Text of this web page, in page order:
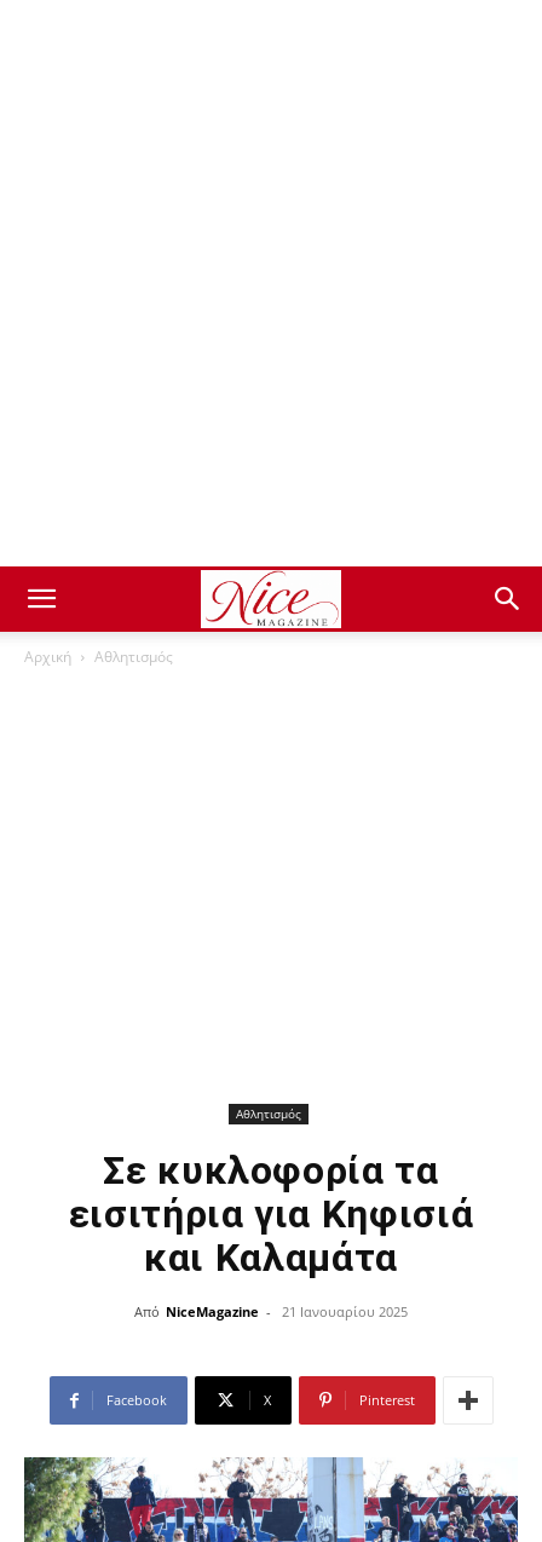
Αρχική Αθλητισμός
Αθλητισμός
Σε κυκλοφορία τα
εισιτήρια για Κηφισιά
και Καλαμάτα
Από NiceMagazine - 21 Ιανουαρίου 2025
Facebook X Pinterest